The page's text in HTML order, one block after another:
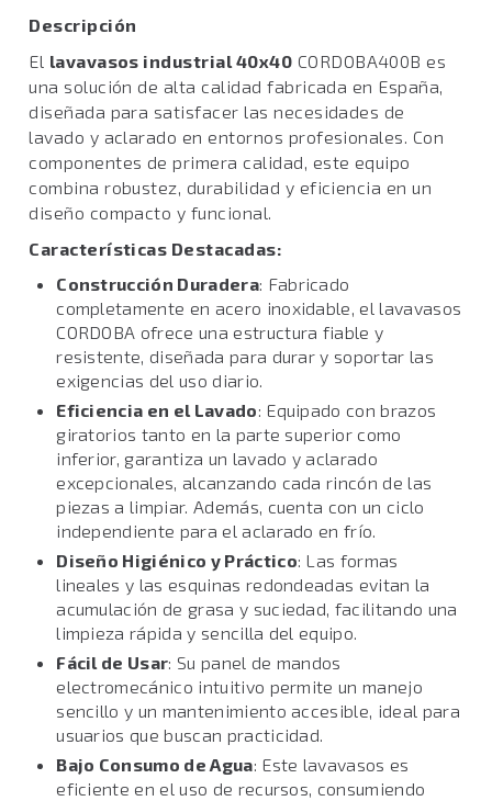
Descripción
El lavavasos industrial 40x40 CORDOBA400B es
una solución de alta calidad fabricada en España,
diseñada para satisfacer las necesidades de
lavado y aclarado en entornos profesionales. Con
componentes de primera calidad, este equipo
combina robustez, durabilidad y eficiencia en un
diseño compacto y funcional.
Características Destacadas:
Construcción Duradera: Fabricado
completamente en acero inoxidable, el lavavasos
CORDOBA ofrece una estructura fiable y
resistente, diseñada para durar y soportar las
exigencias del uso diario.
Eficiencia en el Lavado: Equipado con brazos
giratorios tanto en la parte superior como
inferior, garantiza un lavado y aclarado
excepcionales, alcanzando cada rincón de las
piezas a limpiar. Además, cuenta con un ciclo
independiente para el aclarado en frío.
Diseño Higiénico y Práctico: Las formas
lineales y las esquinas redondeadas evitan la
acumulación de grasa y suciedad, facilitando una
limpieza rápida y sencilla del equipo.
Fácil de Usar: Su panel de mandos
electromecánico intuitivo permite un manejo
sencillo y un mantenimiento accesible, ideal para
usuarios que buscan practicidad.
Bajo Consumo de Agua: Este lavavasos es
eficiente en el uso de recursos, consumiendo